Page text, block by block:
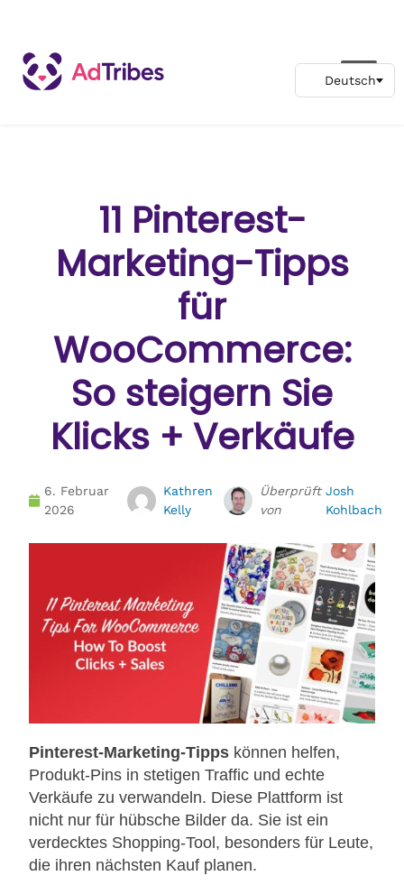
11 Pinterest-
Marketing-Tipps
für
WooCommerce:
So steigern Sie
Klicks + Verkäufe
6. Februar
2026
Kathren
Kelly
Überprüft
von
Josh
Kohlbach
Pinterest-Marketing-Tipps können helfen,
Produkt-Pins in stetigen Traffic und echte
Verkäufe zu verwandeln. Diese Plattform ist
nicht nur für hübsche Bilder da. Sie ist ein
verdecktes Shopping-Tool, besonders für Leute,
die ihren nächsten Kauf planen.